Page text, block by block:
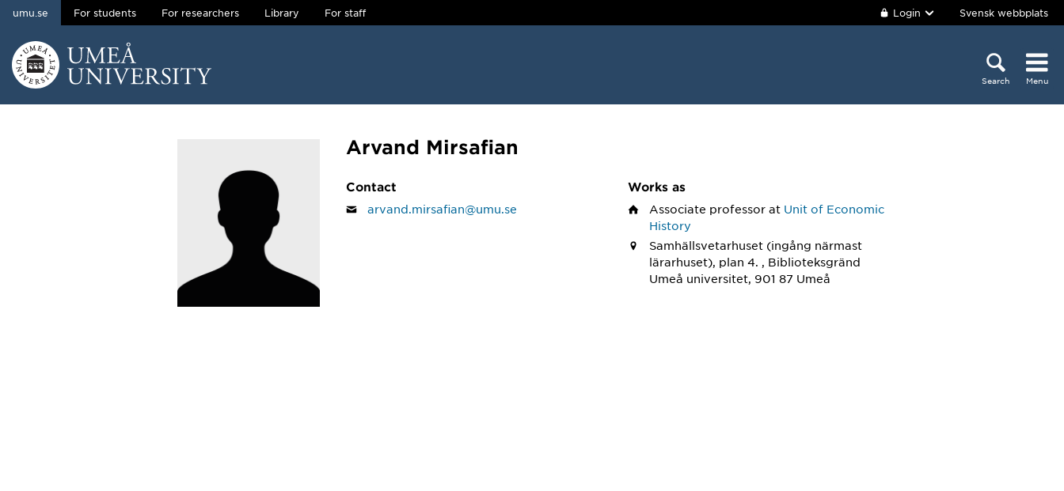
Skip to content
umu.se For students For researchers Library For staff Login Svensk webbplats
Search Menu
Arvand Mirsafian
Contact
arvand.mirsafian@umu.se
Works as
Associate professor at Unit of Economic
History
Samhällsvetarhuset (ingång närmast
lärarhuset), plan 4. , Biblioteksgränd
Umeå universitet, 901 87 Umeå